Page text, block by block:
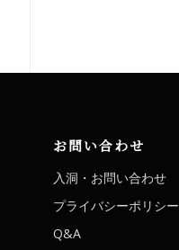
お問い合わせ
入洞・お問い合わせ
プライバシーポリシー
Q&A